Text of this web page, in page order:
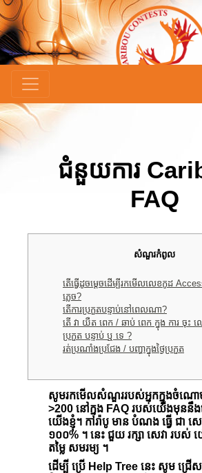
ជំនួយការ
FAQ
សំណួរកំពូល
តើធ្វើដូចម្តេចដើម្បីរកមើលលេខកូដ
ភ្លេច?
តើការប្រកួតបន្ទាប់នៅពេលណា?
តើ វា យឺត ពេក / ឆាប់ ពេក ក្នុង ការ ចុះ
ប្រកួត បន្ទាប់ ឬ ទេ ?
រត់ប្រណាំងប្រជែង / បញ្ហាក្នុងថ្ងៃប្រកួត
សូមរកមើលសំណួររបស់អ្នកក្នុងចំណ
>200 នៅក្នុង FAQ របស់យើងមុននឹង
យើងខ្ញុំ។ ការ៉ាបូ មាន បំណង ធ្វើ ជា សេ
១០០% ។ នេះ ជួយ រក្សា សេវា របស់
តម្លៃ សមរម្យ ។
ដើម្បី ប្រើ Help Tree នេះ សូម ជ្រើ